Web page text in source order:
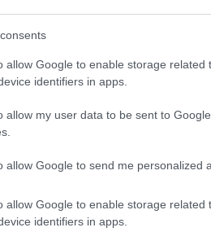
allow Google to enable storage related
identifiers in apps.
allow my user data to be sent to
allow Google to send me personalized
allow Google to enable storage related
identifiers in apps.
di GalluraOggi.it
news da